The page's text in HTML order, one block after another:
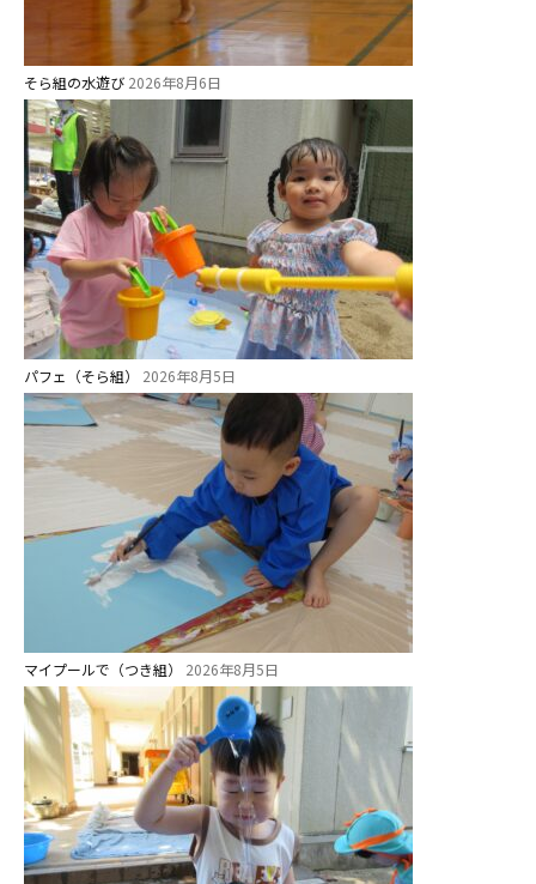
そら組の水遊び 2026年8月6日
パフェ（そら組） 2026年8月5日
マイプールで（つき組） 2026年8月5日
社会福祉法人野田福祉会